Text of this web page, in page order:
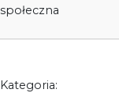
społeczna
Kategoria: